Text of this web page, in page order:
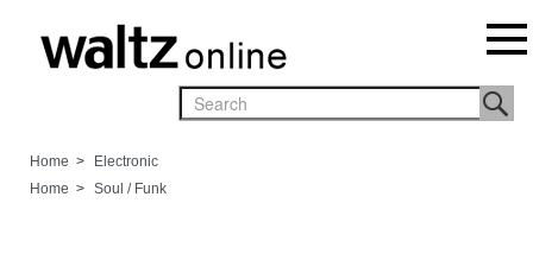
Home >
Electronic
Home > Soul / Funk